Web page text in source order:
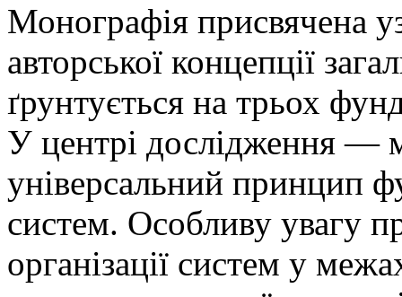
Монографія присвячена
авторської концепції
ґрунтується на трьох
У центрі дослідження —
універсальний принцип
систем. Особливу увагу
організації систем у